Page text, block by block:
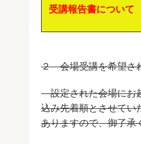
受講報告書について
２ 会場受講を希望
設定された会場にお
込み先着順とさせてい
ありますので、御了承